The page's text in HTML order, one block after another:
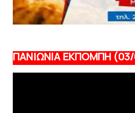
ΠΑΝΙΩΝΙΑ ΕΚΠΟΜΠΗ